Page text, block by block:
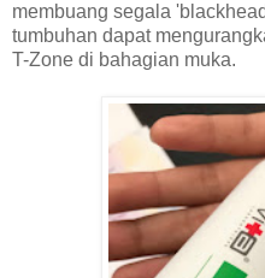
membuang segala
tumbuhan dapat
T-Zone di bahagian muka.